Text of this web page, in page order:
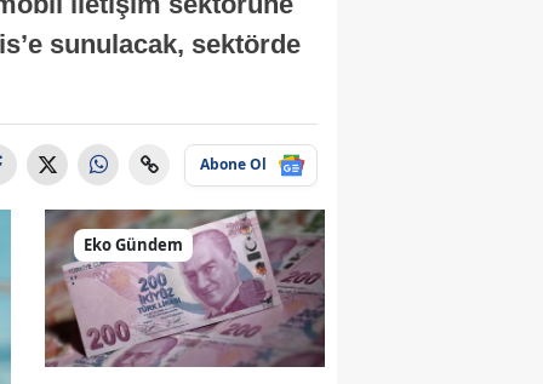
sunulacak, sektörde
Abone Ol
Eko Gündem